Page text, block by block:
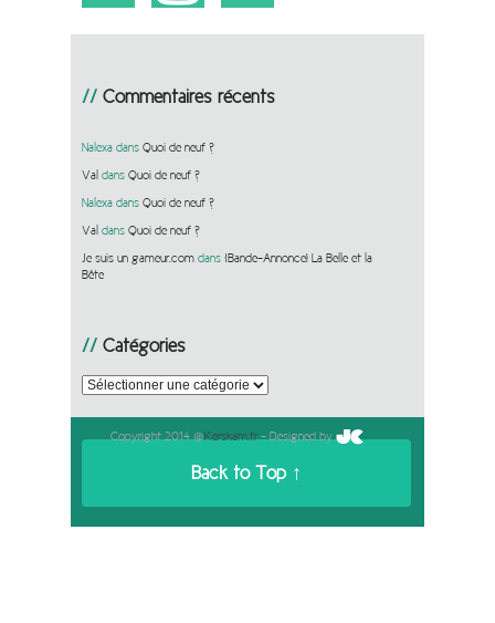
Commentaires récents
Nalexa dans Quoi de neuf ?
Val dans Quoi de neuf ?
Nalexa dans Quoi de neuf ?
Val dans Quoi de neuf ?
Je suis un gameur.com dans [Bande-Annonce] La Belle et la
Bête
Catégories
Catégories
Copyright 2014 @Kerskam.fr- Designed by
Back to Top ↑